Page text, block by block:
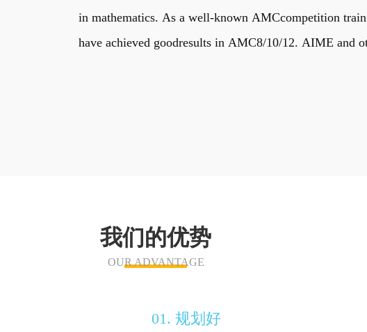
in mathematics. As a well-known AMCcompetition
have achieved goodresults in AMC8/10/12. AIME and
我们的优势
OUR ADVANTAGE
01. 规划好